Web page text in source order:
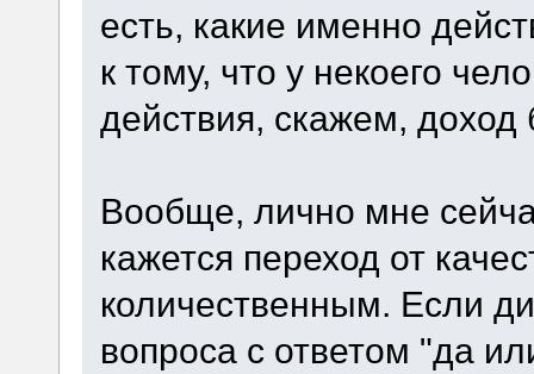
есть, какие именно
к тому, что у некоего
действия, скажем, доход
Вообще, лично мне
кажется переход от
количественным. Если
вопроса с ответом "да